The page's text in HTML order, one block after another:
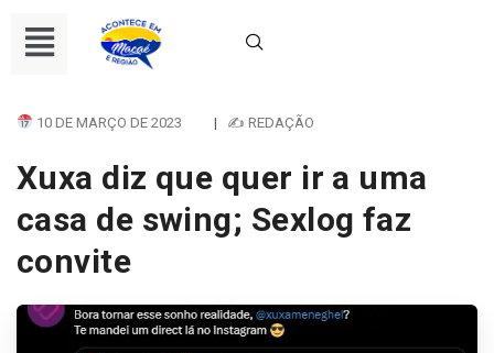
10 DE MARÇO DE 2023 | ✍ REDAÇÃO
Xuxa diz que quer ir a uma
casa de swing; Sexlog faz
convite